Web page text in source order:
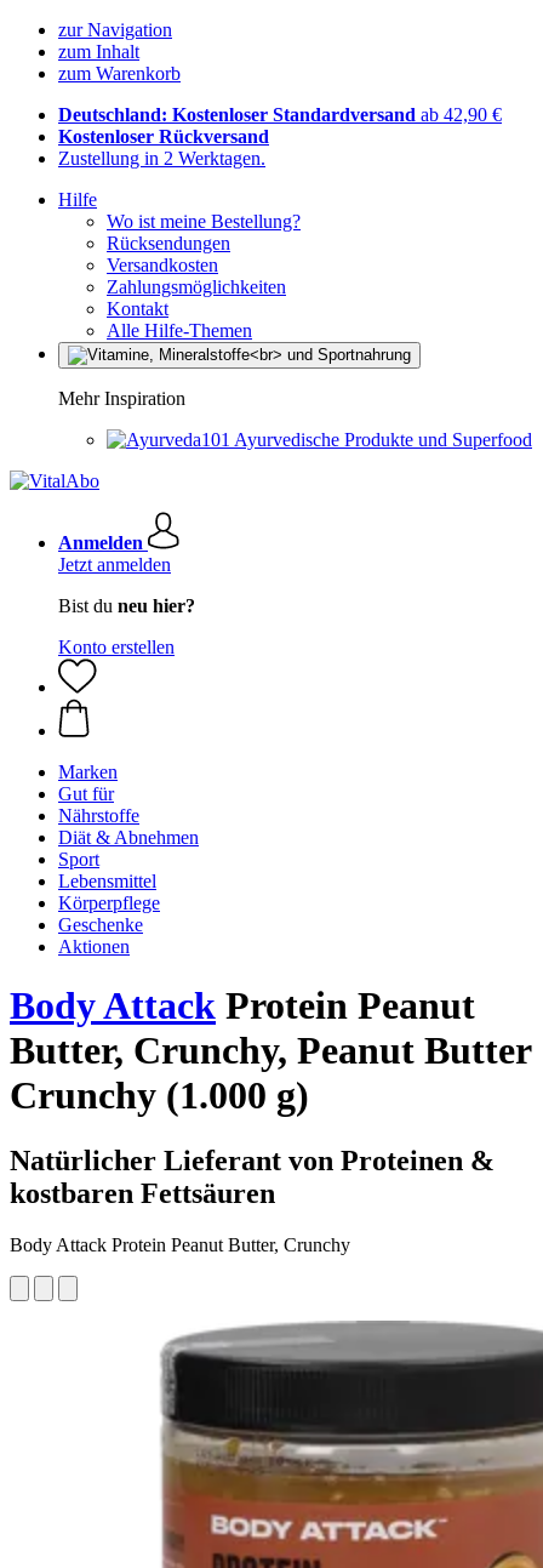
zur Navigation
zum Inhalt
zum Warenkorb
Deutschland: Kostenloser Standardversand ab 42,90 €
Kostenloser Rückversand
Zustellung in 2 Werktagen.
Hilfe
Wo ist meine Bestellung?
Rücksendungen
Versandkosten
Zahlungsmöglichkeiten
Kontakt
Alle Hilfe-Themen
Mehr Inspiration
Ayurvedische Produkte und Superfood
Anmelden
Jetzt anmelden
Bist du neu hier?
Konto erstellen
Marken
Gut für
Nährstoffe
Diät & Abnehmen
Sport
Lebensmittel
Körperpflege
Geschenke
Aktionen
Body Attack Protein Peanut
Butter, Crunchy, Peanut Butter
Crunchy (1.000 g)
Natürlicher Lieferant von Proteinen &
kostbaren Fettsäuren
Body Attack Protein Peanut Butter, Crunchy